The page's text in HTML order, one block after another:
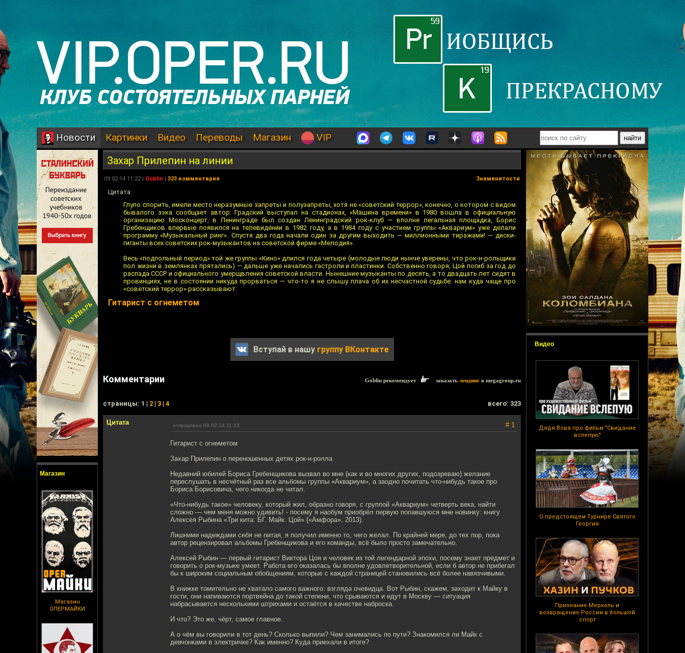
Новости Картинки Видео Переводы Магазин VIP
Магазин
Магазин
ОПЕРМАЙКИ
Видео
Дядя Вова про фильм "Свидание
вслепую"
О предстоящем Турнире Святого
Георгия
Признание Меркель и
возвращение России в большой
спорт
Захар Прилепин на линии
09.02.14 11:22 | Goblin | 323 комментария Знаменитости
Цитата:
Глупо спорить, имели место неразумные запреты и полузапреты, хотя не «советский террор», конечно, о котором с видом
бывалого зэка сообщает автор. Градский выступал на стадионах, «Машина времени» в 1980 вошла в официальную
организацию Москонцерт, в Ленинграде был создан Ленинградский рок-клуб — вполне легальная площадка, Борис
Гребенщиков впервые появился на телевидении в 1982 году, а в 1984 году с участием группы «Аквариум» уже делали
программу «Музыкальный ринг». Спустя два года начали один за другим выходить — миллионными тиражами! — диски-
гиганты всех советских рок-музыкантов на советской фирме «Мелодия».
Весь «подпольный период» той же группы «Кино» длился года четыре (молодые люди нынче уверены, что рок-н-рольщики
пол жизни в землянках прятались) — дальше уже начались гастроли и пластинки. Собственно говоря, Цой погиб за год до
распада СССР и официального умерщвления советской власти. Нынешние музыканты по десять, а то двадцать лет сидят в
провинциях, не в состоянии никуда прорваться — что-то я не слышу плача об их несчастной судьбе: нам куда чаще про
«советский террор» рассказывают.
Гитарист с огнеметом
Вступай в нашу группу ВКонтакте
Комментарии Goblin рекомендует заказать лендинг в megagroup.ru
cтраницы: 1 | 2 | 3 | 4 всего: 323
Цитата отправлено 09.02.14 11:23 # 1
Гитарист с огнеметом
Захар Прилепин о переношенных детях рок-н-ролла
Недавний юбилей Бориса Гребенщикова вызвал во мне (как и во многих других, подозреваю) желание
переслушать в несчётный раз все альбомы группы «Аквариум», а заодно почитать что-нибудь такое про
Бориса Борисовича, чего никогда не читал.
«Что-нибудь такое» человеку, который жил, образно говоря, с группой «Аквариум» четверть века, найти
сложно — чем меня можно удивить! - посему я наобум приобрёл первую попавшуюся мне новинку: книгу
Алексея Рыбина «Три кита: БГ. Майк. Цой» («Амфора», 2013).
Лишними надеждами себя не питая, я получил именно то, чего желал. По крайней мере, до тех пор, пока
автор рецензировал альбомы Гребенщикова и его команды, всё было просто замечательно.
Алексей Рыбин — первый гитарист Виктора Цоя и человек из той легендарной эпохи, посему знает предмет и
говорить о рок-музыке умеет. Работа его оказалась бы вполне удовлетворительной, если б автор не прибегал
бы к широким социальным обобщениям, которые с каждой страницей становились всё более навязчивыми.
В книжке томительно не хватало самого важного: взгляда очевидца. Вот Рыбин, скажем, заходит к Майку в
гости, они напиваются портвейна до такой степени, что срываются и едут в Москву — ситуация
набрасывается несколькими штрихами и остаётся в качестве наброска.
И что? Это же, чёрт, самое главное.
А о чём вы говорили в тот день? Сколько выпили? Чем занимались по пути? Знакомился ли Майк с
девчонками в электричке? Как именно? Куда приехали в итоге?